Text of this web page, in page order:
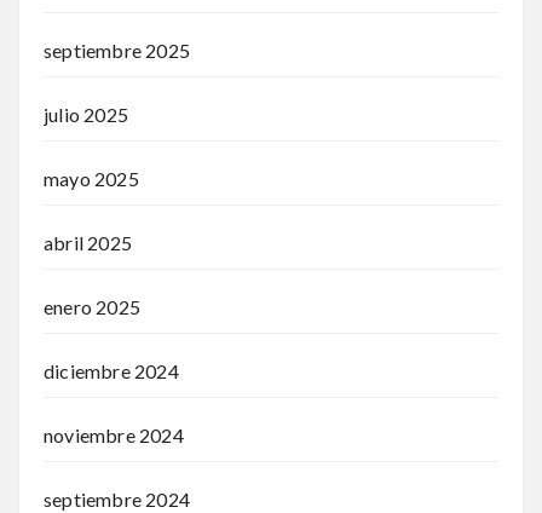
septiembre 2025
julio 2025
mayo 2025
abril 2025
enero 2025
diciembre 2024
noviembre 2024
septiembre 2024